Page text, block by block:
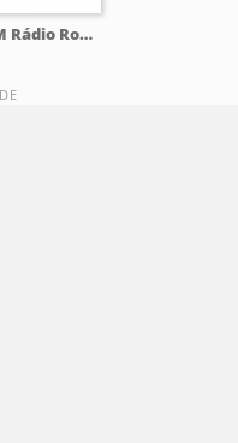
Rádio 89 FM Rádio Rock 102.9 FM